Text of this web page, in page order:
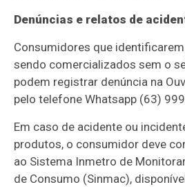
Denúncias e relatos de
Consumidores que
sendo comercializados sem o
podem registrar denúncia na
pelo telefone Whatsapp (63)
Em caso de acidente ou
produtos, o consumidor deve
ao Sistema Inmetro de
de Consumo (Sinmac),